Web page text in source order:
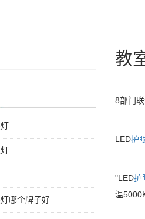
教
8部门
LED护
"LED护
温
哪个牌子好